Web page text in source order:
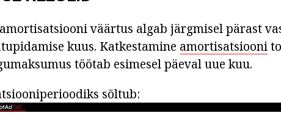
väärtus algab järgmisel pärast
kuus. Katkestamine amortisatsiooni
töötab esimesel päeval uue kuu.
sõltub: